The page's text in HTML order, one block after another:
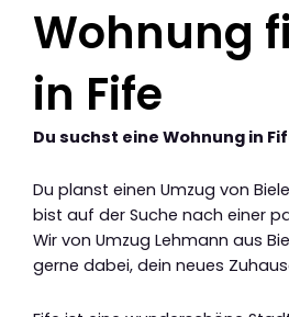
Wohnung
in Fife
Du suchst eine Wohnung in
Du planst einen Umzug von
bist auf der Suche nach einer
Wir von Umzug Lehmann aus
gerne dabei, dein neues